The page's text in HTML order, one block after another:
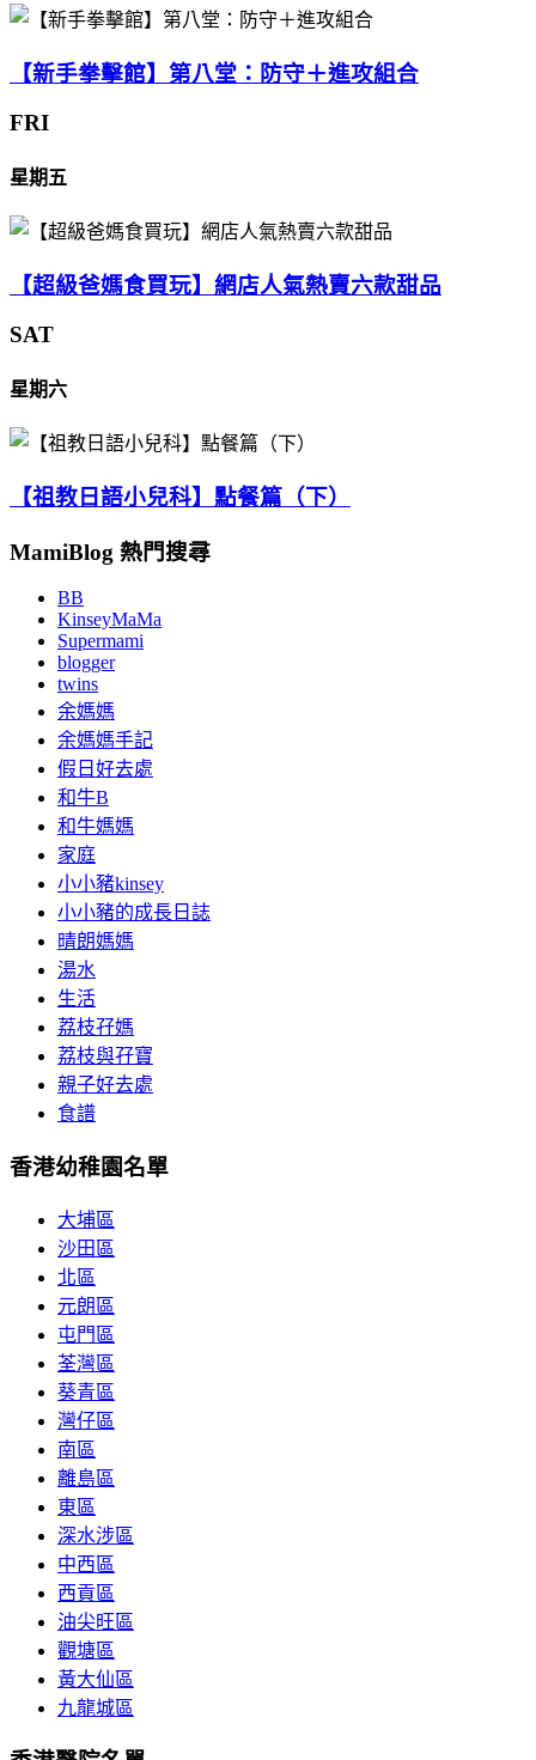
【新手拳擊館】第八堂：防守＋進攻組合
FRI
星期五
【超級爸媽食買玩】網店人氣熱賣六款甜品
SAT
星期六
【祖教日語小兒科】點餐篇（下）
MamiBlog 熱門搜尋
BB
KinseyMaMa
Supermami
blogger
twins
余媽媽
余媽媽手記
假日好去處
和牛B
和牛媽媽
家庭
小小豬kinsey
小小豬的成長日誌
晴朗媽媽
湯水
生活
荔枝孖媽
荔枝與孖寶
親子好去處
食譜
香港幼稚園名單
大埔區
沙田區
北區
元朗區
屯門區
荃灣區
葵青區
灣仔區
南區
離島區
東區
深水涉區
中西區
西貢區
油尖旺區
觀塘區
黃大仙區
九龍城區